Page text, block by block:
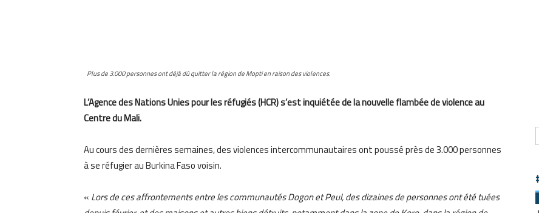
Plus de 3.000 personnes ont déjà dû quitter la région de Mopti en raison des violences.
L’Agence des Nations Unies pour les réfugiés (HCR) s’est inquiétée de la nouvelle flambée de violence au
Centre du Mali.
Au cours des dernières semaines, des violences intercommunautaires ont poussé près de 3.000 personnes
à se réfugier au Burkina Faso voisin.
« Lors de ces affrontements entre les communautés Dogon et Peul, des dizaines de personnes ont été tuées